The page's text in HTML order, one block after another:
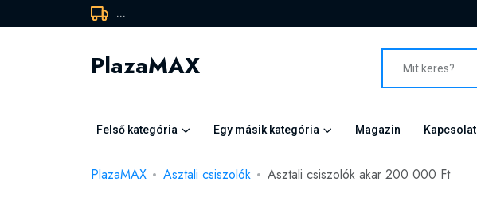
...
PlazaMAX
Felső kategória Egy másik kategória Magazin Kapcsolat
PlazaMAX Asztali csiszolók Asztali csiszolók akar 200 000 Ft